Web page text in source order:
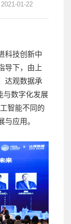
01-22
科技创新中
导下，由上
达观数据承
与数字化发展
智能不同的
应用。